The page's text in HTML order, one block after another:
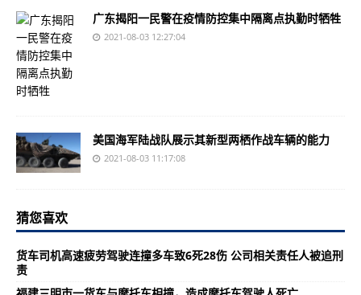
广东揭阳一民警在疫情防控集中隔离点执勤时牺牲
2021-08-03 12:27:04
美国海军陆战队展示其新型两栖作战车辆的能力
2021-08-03 11:17:08
猜您喜欢
货车司机高速疲劳驾驶连撞多车致6死28伤 公司相关责任人被追刑
责